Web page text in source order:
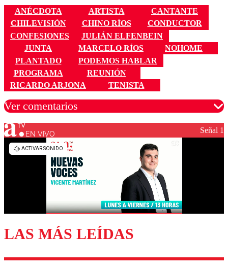
ANÉCDOTA ARTISTA
CANTANTE
CHILEVISIÓN
CHINO RÍOS
CONDUCTOR
CONFESIONES
JULIÁN ELFENBEIN
JUNTA
MARCELO RÍOS
NOHOME
PLANTADO
PODEMOS HABLAR
PROGRAMA
REUNIÓN
RICARDO ARJONA
TENISTA
Ver comentarios
Los comentarios son moderados para garantizar un
diálogo respetuoso.
Enviar comentario
EN VIVO Señal 1
LAS MÁS LEÍDAS